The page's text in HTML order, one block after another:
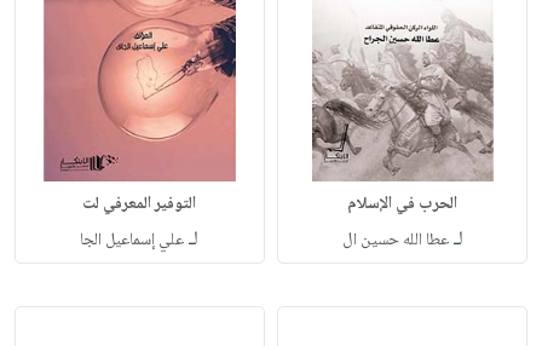
الحرب في الإسلام
لـعطا الله حسين ال
التوفير المعرفي لت
لـعلي إسماعيل الجا